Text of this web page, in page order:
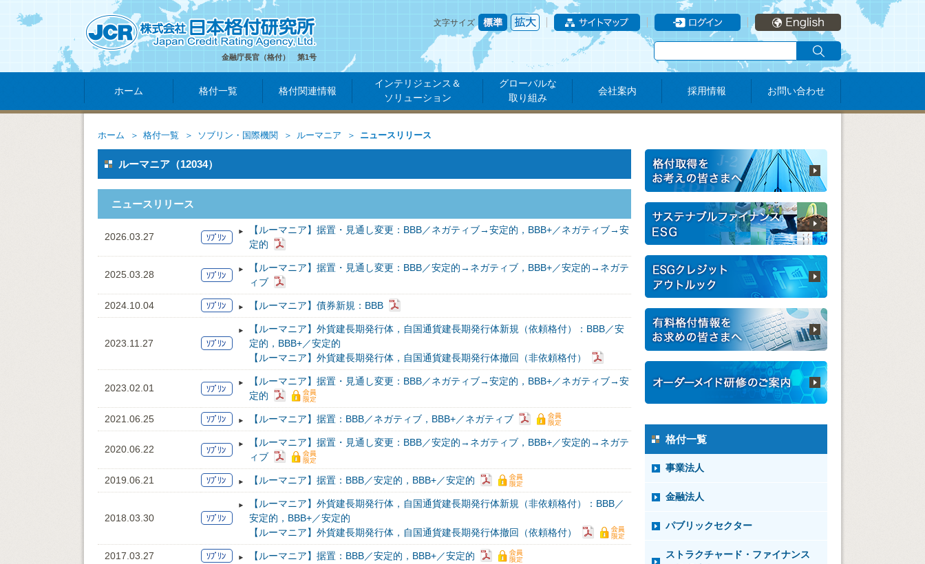
金融庁長官（格付） 第1号
文字サイズ
ホーム 格付一覧 格付関連情報
インテリジェンス＆
ソリューション
グローバルな
取り組み
会社案内 採用情報 お問い合わせ
ホーム 格付一覧 ソブリン・国際機関 ルーマニア ニュースリリース
ルーマニア（12034）
ニュースリリース
2026.03.27
【ルーマニア】据置・見通し変更：BBB／ネガティブ→安定的，BBB+／ネガティブ→安
定的
2025.03.28
【ルーマニア】据置・見通し変更：BBB／安定的→ネガティブ，BBB+／安定的→ネガテ
ィブ
2024.10.04 【ルーマニア】債券新規：BBB
2023.11.27
【ルーマニア】外貨建長期発行体，自国通貨建長期発行体新規（依頼格付）：BBB／安
定的，BBB+／安定的
【ルーマニア】外貨建長期発行体，自国通貨建長期発行体撤回（非依頼格付）
2023.02.01
【ルーマニア】据置・見通し変更：BBB／ネガティブ→安定的，BBB+／ネガティブ→安
定的
2021.06.25 【ルーマニア】据置：BBB／ネガティブ，BBB+／ネガティブ
2020.06.22
【ルーマニア】据置・見通し変更：BBB／安定的→ネガティブ，BBB+／安定的→ネガテ
ィブ
2019.06.21 【ルーマニア】据置：BBB／安定的，BBB+／安定的
2018.03.30
【ルーマニア】外貨建長期発行体，自国通貨建長期発行体新規（非依頼格付）：BBB／
安定的，BBB+／安定的
【ルーマニア】外貨建長期発行体，自国通貨建長期発行体撤回（依頼格付）
2017.03.27 【ルーマニア】据置：BBB／安定的，BBB+／安定的
格付一覧
事業法人
金融法人
パブリックセクター
ストラクチャード・ファイナンス